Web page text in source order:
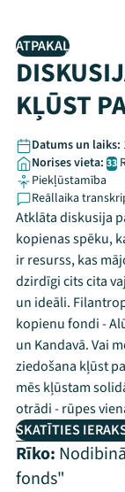
ATPAKAĻ
KĻŪST
Datums un laiks:
Norises vieta: 33
Piekļūstamība
Reāllaika
Atklāta diskusija
kopienas spēku,
ir resurss, kas
dzirdīgi cits cita
un ideāli.
kopienu fondi -
un Kandavā. Vai
ziedošana kļūst
mēs kļūstam
otrādi - rūpes
SKATĪTIES
Rīko:
fonds"